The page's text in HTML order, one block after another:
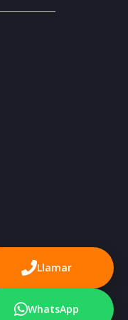
Llamar
WhatsApp